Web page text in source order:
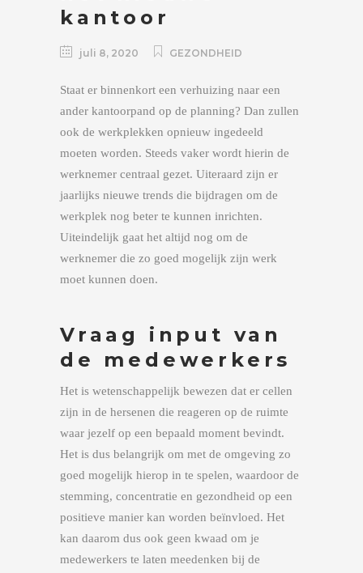
kantoor
juli 8, 2020 GEZONDHEID
Staat er binnenkort een verhuizing naar een
ander kantoorpand op de planning? Dan zullen
ook de werkplekken opnieuw ingedeeld
moeten worden. Steeds vaker wordt hierin de
werknemer centraal gezet. Uiteraard zijn er
jaarlijks nieuwe trends die bijdragen om de
werkplek nog beter te kunnen inrichten.
Uiteindelijk gaat het altijd nog om de
werknemer die zo goed mogelijk zijn werk
moet kunnen doen.
Vraag input van
de medewerkers
Het is wetenschappelijk bewezen dat er cellen
zijn in de hersenen die reageren op de ruimte
waar jezelf op een bepaald moment bevindt.
Het is dus belangrijk om met de omgeving zo
goed mogelijk hierop in te spelen, waardoor de
stemming, concentratie en gezondheid op een
positieve manier kan worden beïnvloed. Het
kan daarom dus ook geen kwaad om je
medewerkers te laten meedenken bij de